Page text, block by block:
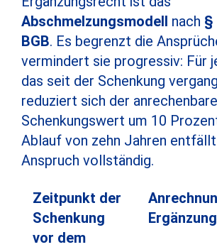
Abschmelzungsmodell nach §
BGB. Es begrenzt die
vermindert sie progressiv: Für
das seit der Schenkung
reduziert sich der anrechenbare
Schenkungswert um 10
Ablauf von zehn Jahren
Anspruch vollständig.
Zeitpunkt der
Schenkung
vor dem